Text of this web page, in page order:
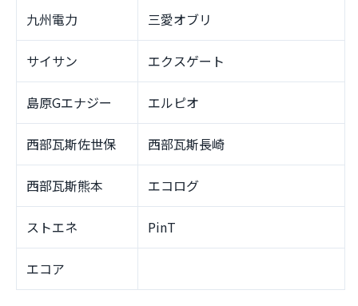
九州電力 三愛オブリ
サイサン エクスゲート
島原Gエナジー エルピオ
西部瓦斯佐世保 西部瓦斯長崎
西部瓦斯熊本 エコログ
ストエネ PinT
エコア